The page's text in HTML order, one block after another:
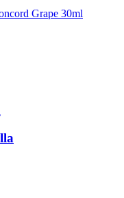
Grape 30ml